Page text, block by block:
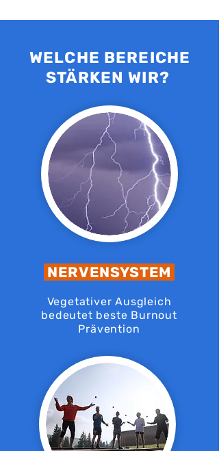
WELCHE BEREICHE
STÄRKEN WIR?
NERVENSYSTEM
Vegetativer Ausgleich
bedeutet beste Burnout
Prävention